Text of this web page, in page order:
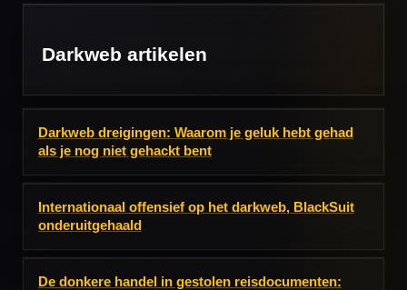
Darkweb artikelen
Darkweb dreigingen: Waarom je geluk hebt gehad
als je nog niet gehackt bent
Internationaal offensief op het darkweb, BlackSuit
onderuitgehaald
De donkere handel in gestolen reisdocumenten: